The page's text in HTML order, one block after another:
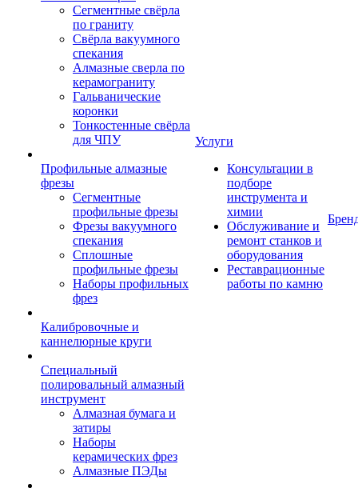
Сегментные свёрла
по граниту
Свёрла вакуумного
спекания
Алмазные сверла по
керамограниту
Гальванические
коронки
Тонкостенные свёрла
для ЧПУ
Профильные алмазные
фрезы
Сегментные
профильные фрезы
Фрезы вакуумного
спекания
Сплошные
профильные фрезы
Наборы профильных
фрез
Калибровочные и
каннелюрные круги
Специальный
полировальный алмазный
инструмент
Алмазная бумага и
затиры
Наборы
керамических фрез
Алмазные ПЭДы
Услуги
Консультации в
подборе
инструмента и
химии
Обслуживание и
ремонт станков и
оборудования
Реставрационные
работы по камню